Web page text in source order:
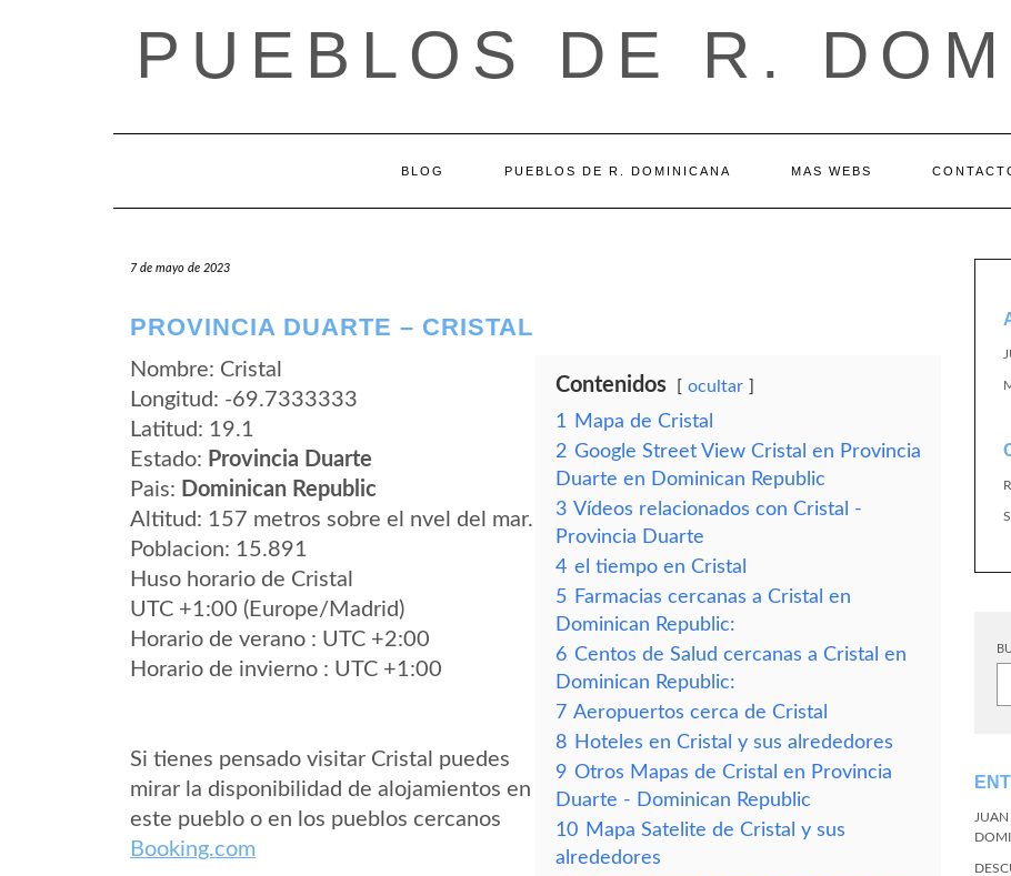
PUEBLOS DE R.
BLOG PUEBLOS DE R. DOMINICANA MAS WEBS
7 de mayo de 2023
PROVINCIA DUARTE – CRISTAL
Nombre: Cristal
Longitud: -69.7333333
Latitud: 19.1
Estado: Provincia Duarte
Pais: Dominican Republic
Altitud: 157 metros sobre el nvel del mar.
Poblacion: 15.891
Huso horario de Cristal
UTC +1:00 (Europe/Madrid)
Horario de verano : UTC +2:00
Horario de invierno : UTC +1:00
Si tienes pensado visitar Cristal puedes
mirar la disponibilidad de alojamientos en
este pueblo o en los pueblos cercanos
Booking.com
Contenidos ocultar
1
Mapa de Cristal
2 Google Street View Cristal en Provincia
Duarte en Dominican Republic
3 Vídeos relacionados con Cristal -
Provincia Duarte
4 el tiempo en Cristal
5 Farmacias cercanas a Cristal en
Dominican Republic:
6 Centos de Salud cercanas a Cristal en
Dominican Republic:
7 Aeropuertos cerca de Cristal
8 Hoteles en Cristal y sus alrededores
9 Otros Mapas de Cristal en Provincia
Duarte - Dominican Republic
10 Mapa Satelite de Cristal y sus
alrededores